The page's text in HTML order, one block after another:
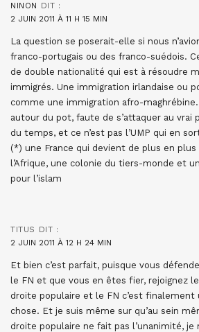
NINON DIT :
2 JUIN 2011 À 11 H 15 MIN
La question se poserait-elle si nous
franco-portugais ou des franco-suédois.
de double nationalité qui est à résoudre
immigrés. Une immigration irlandaise ou
comme une immigration afro-
autour du pot, faute de s’attaquer au vrai
du temps, et ce n’est pas l’UMP qui en
(*) une France qui devient de plus en plus
l’Afrique, une colonie du tiers-monde et
pour l’islam
TITUS DIT :
2 JUIN 2011 À 12 H 24 MIN
Et bien c’est parfait, puisque vous
le FN et que vous en êtes fier, rejoignez
droite populaire et le FN c’est finalement
chose. Et je suis même sur qu’au sein
droite populaire ne fait pas l’unanimité, je